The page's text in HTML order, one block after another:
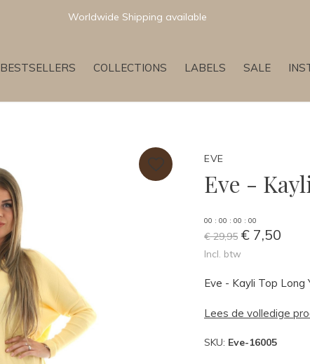
BESTSELLERS COLLECTIONS LABELS SALE
Worldwide Shipping available
EVE
Eve -
00 : 00 : 00 : 00
€ 29,95 € 7,50
Incl. btw
Eve - Kayli Top Long
Lees de volledige
SKU: Eve-16005